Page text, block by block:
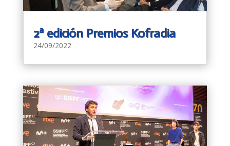
2ª edición Premios Kofradia
24/09/2022